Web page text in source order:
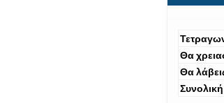
Θα
Θα
Συνολική